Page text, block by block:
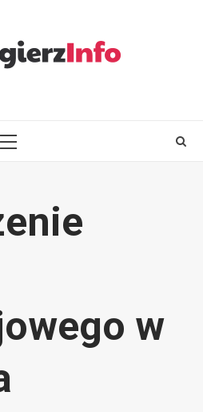
PRIMARY
w